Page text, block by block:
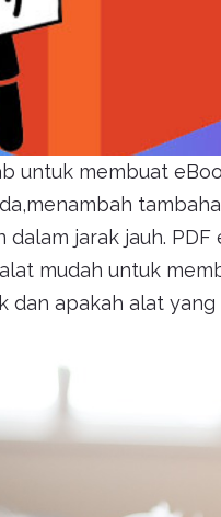
untuk membuat
jarak jauh.
mudah untuk
dan apakah alat yang